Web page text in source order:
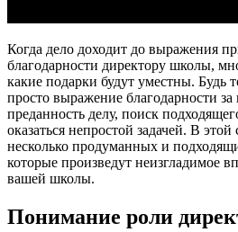
Когда дело доходит до выражения
благодарности директору школы,
какие подарки будут уместны. Будь
просто выражение благодарности
преданность делу, поиск
оказаться непростой задачей. В
несколько продуманных и
которые произведут неизгладимое
вашей школы.
Понимание роли